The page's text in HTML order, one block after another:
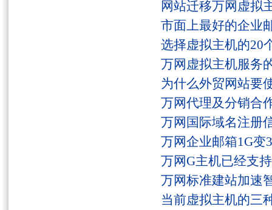
网站迁移万网虚拟
市面上最好的企业
选择虚拟主机的20
万网虚拟主机服务
为什么外贸网站要
万网代理及分销合
万网国际域名注册
万网企业邮箱1G变
万网G主机已经支
万网标准建站加速
当前虚拟主机的三